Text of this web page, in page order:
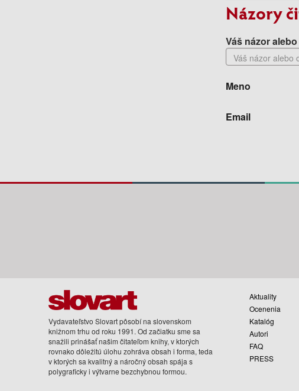
Názory
Váš názor
Meno
Email
Vydavateľstvo Slovart pôsobí na slovenskom
knižnom trhu od roku 1991. Od začiatku sme sa
snažili prinášať našim čitateľom knihy, v ktorých
rovnako dôležitú úlohu zohráva obsah i forma, teda
v ktorých sa kvalitný a náročný obsah spája s
polygraficky i výtvarne bezchybnou formou.
Aktuality
Ocenenia
Katalóg
Autori
FAQ
PRESS